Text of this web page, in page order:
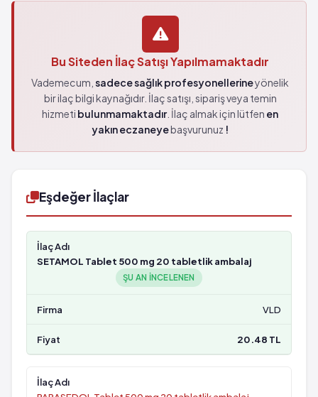
Bu Siteden İlaç Satışı Yapılmamaktadır
Vademecum, sadece sağlık profesyonellerineyönelik
bir ilaç bilgi kaynağıdır. İlaç satışı, sipariş veya temin
hizmeti bulunmamaktadır. İlaç almak için lütfen en
yakın eczaneyebaşvurunuz !
Eşdeğer İlaçlar
SETAMOL Tablet 500 mg 20 tabletlik ambalaj
ŞU AN INCELENEN
VLD
20.48 TL